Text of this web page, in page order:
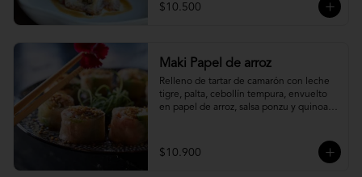
$10.500
Maki Papel de arroz
Relleno de tartar de camarón con leche
tigre, palta, cebollín tempura, envuelto
en papel de arroz, salsa ponzu y quinoa
$10.900